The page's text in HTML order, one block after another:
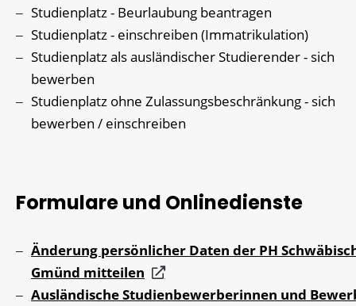
Studienplatz - Beurlaubung beantragen
Studienplatz - einschreiben (Immatrikulation)
Studienplatz als ausländischer Studierender - sich
bewerben
Studienplatz ohne Zulassungsbeschränkung - sich
bewerben / einschreiben
Formulare und Onlinedienste
Änderung persönlicher Daten der PH
Gmünd mitteilen
Ausländische Studienbewerberinnen und